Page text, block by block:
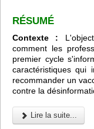
RÉSUMÉ
Contexte :
comment les
premier cycle
caractéristiques qui
recommander un
contre la
Lire la suite...